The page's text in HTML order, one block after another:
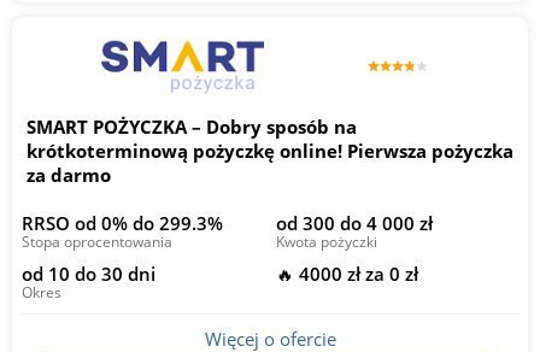
SMART POŻYCZKA – Dobry sposób na
krótkoterminową pożyczkę online! Pierwsza pożyczka
za darmo
RRSO od 0% do 299.3%
Stopa oprocentowania
od 300 do 4 000 zł
Kwota pożyczki
od 10 do 30 dni
Okres
🔥 4000 zł za 0 zł
Więcej o ofercie